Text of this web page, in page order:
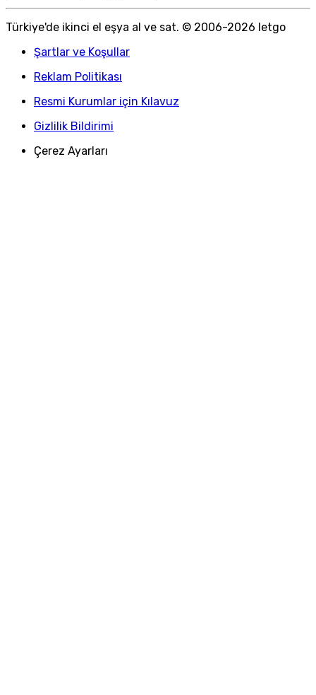
Türkiye'de ikinci el eşya al ve sat. © 2006-2026 letgo
Şartlar ve Koşullar
Reklam Politikası
Resmi Kurumlar için Kılavuz
Gizlilik Bildirimi
Çerez Ayarları